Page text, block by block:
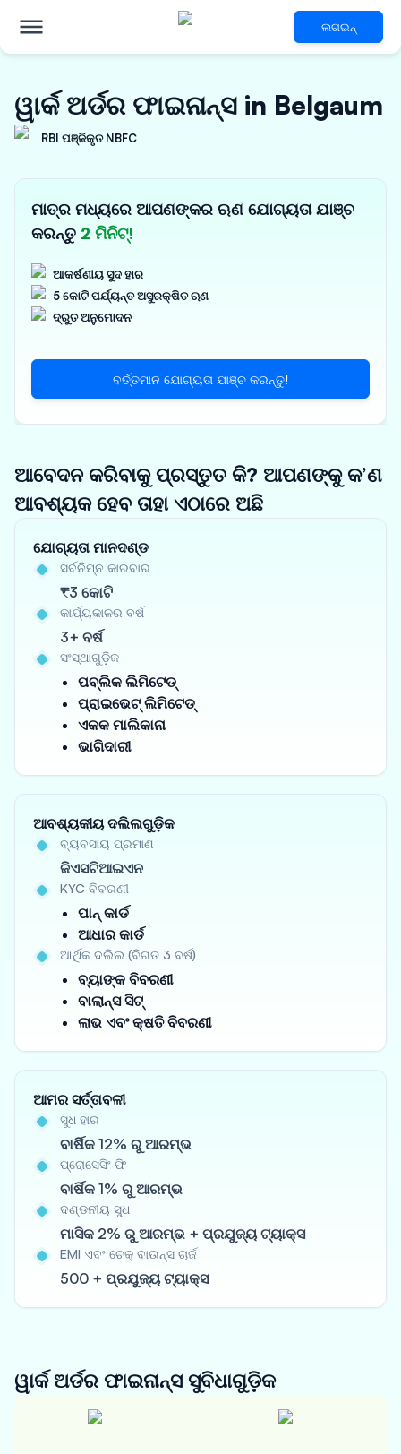
ଲଗଇନ୍
ୱାର୍କ ଅର୍ଡର ଫାଇନାନ୍ସ in Belgaum
RBI ପଞ୍ଜିକୃତ NBFC
ମାତ୍ର ମଧ୍ୟରେ ଆପଣଙ୍କର ଋଣ ଯୋଗ୍ୟତା ଯାଞ୍ଚ
କରନ୍ତୁ 2 ମିନିଟ୍!
ଆକର୍ଷଣୀୟ ସୁଦ ହାର
5 କୋଟି ପର୍ଯ୍ୟନ୍ତ ଅସୁରକ୍ଷିତ ଋଣ
ଦ୍ରୁତ ଅନୁମୋଦନ
ବର୍ତ୍ତମାନ ଯୋଗ୍ୟତା ଯାଞ୍ଚ କରନ୍ତୁ!
ଆବେଦନ କରିବାକୁ ପ୍ରସ୍ତୁତ କି? ଆପଣଙ୍କୁ କ’ଣ
ଆବଶ୍ୟକ ହେବ ତାହା ଏଠାରେ ଅଛି
ଯୋଗ୍ୟତା ମାନଦଣ୍ଡ
ସର୍ବନିମ୍ନ କାରବାର
₹3 କୋଟି
କାର୍ଯ୍ୟକାଳର ବର୍ଷ
3+ ବର୍ଷ
ସଂସ୍ଥାଗୁଡ଼ିକ
ପବ୍ଲିକ ଲିମିଟେଡ୍
ପ୍ରାଇଭେଟ୍ ଲିମିଟେଡ୍
ଏକକ ମାଲିକାନା
ଭାଗିଦାରୀ
ଆବଶ୍ୟକୀୟ ଦଲିଲଗୁଡ଼ିକ
ବ୍ୟବସାୟ ପ୍ରମାଣ
ଜିଏସଟିଆଇଏନ
KYC ବିବରଣୀ
ପାନ୍ କାର୍ଡ
ଆଧାର କାର୍ଡ
ଆର୍ଥିକ ଦଲିଲ (ବିଗତ 3 ବର୍ଷ)
ବ୍ୟାଙ୍କ ବିବରଣୀ
ବାଲାନ୍ସ ସିଟ୍
ଲାଭ ଏବଂ କ୍ଷତି ବିବରଣୀ
ଆମର ସର୍ତ୍ତାବଳୀ
ସୁଧ ହାର
ବାର୍ଷିକ 12% ରୁ ଆରମ୍ଭ
ପ୍ରୋସେସିଂ ଫି
ବାର୍ଷିକ 1% ରୁ ଆରମ୍ଭ
ଦଣ୍ଡନୀୟ ସୁଧ
ମାସିକ 2% ରୁ ଆରମ୍ଭ + ପ୍ରଯୁଜ୍ୟ ଟ୍ୟାକ୍ସ
EMI ଏବଂ ଚେକ୍ ବାଉନ୍ସ ଚାର୍ଜ
500 + ପ୍ରଯୁଜ୍ୟ ଟ୍ୟାକ୍ସ
ୱାର୍କ ଅର୍ଡର ଫାଇନାନ୍ସ ସୁବିଧାଗୁଡ଼ିକ